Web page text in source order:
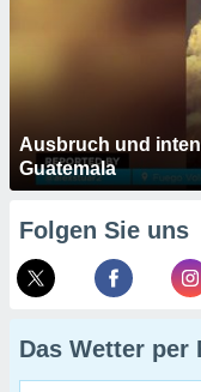
Ausbruch und
Guatemala
Folgen Sie uns
Das Wetter per